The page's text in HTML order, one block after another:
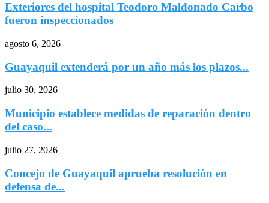
Exteriores del hospital Teodoro Maldonado Carbo
fueron inspeccionados
agosto 6, 2026
Guayaquil extenderá por un año más los plazos...
julio 30, 2026
Municipio establece medidas de reparación dentro
del caso...
julio 27, 2026
Concejo de Guayaquil aprueba resolución en
defensa de...